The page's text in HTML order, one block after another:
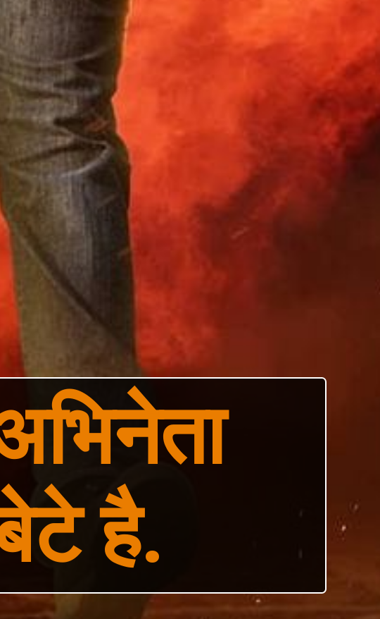
है.